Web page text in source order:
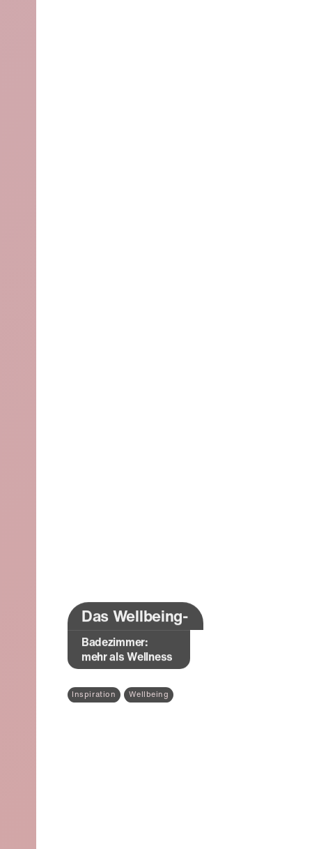
Das Wellbeing-
Badezimmer:
mehr als Wellness
Inspiration Wellbeing